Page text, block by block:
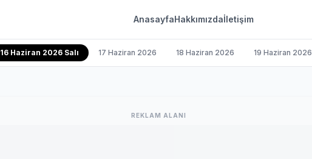
AnasayfaHakkımızdaİletişim
16 Haziran 2026 Salı 17 Haziran 2026 18 Haziran 2026 19 Haziran 2026
REKLAM ALANI